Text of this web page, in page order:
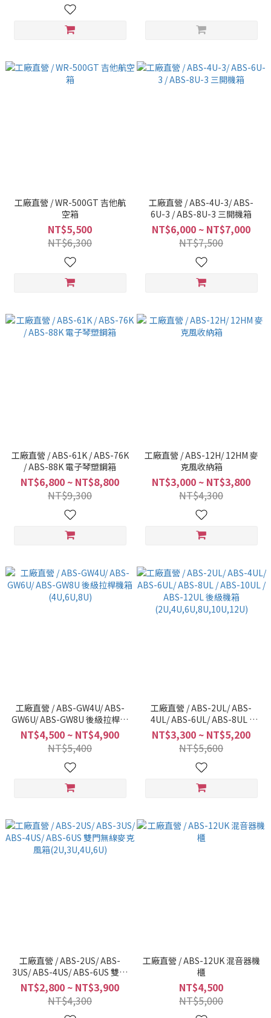
工廠直營 / WR-500GT 吉他航
空箱
NT$5,500
NT$6,300
工廠直營 / ABS-4U-3/ ABS-
6U-3 / ABS-8U-3 三開機箱
NT$6,000 ~ NT$7,000
NT$7,500
工廠直營 / ABS-61K / ABS-76K
/ ABS-88K 電子琴塑鋼箱
NT$6,800 ~ NT$8,800
NT$9,300
工廠直營 / ABS-12H/ 12HM 麥
克風收納箱
NT$3,000 ~ NT$3,800
NT$4,300
工廠直營 / ABS-GW4U/ ABS-
GW6U/ ABS-GW8U 後級拉桿機
箱(4U,6U,8U)
NT$4,500 ~ NT$4,900
NT$5,400
工廠直營 / ABS-2UL/ ABS-
4UL/ ABS-6UL/ ABS-8UL /
ABS-10UL / ABS-12UL 後級機
箱(2U,4U,6U,8U,10U,12U)
NT$3,300 ~ NT$5,200
NT$5,600
工廠直營 / ABS-2US/ ABS-
3US/ ABS-4US/ ABS-6US 雙門
無線麥克風箱(2U,3U,4U,6U)
NT$2,800 ~ NT$3,900
NT$4,300
工廠直營 / ABS-12UK 混音器機
櫃
NT$4,500
NT$5,000